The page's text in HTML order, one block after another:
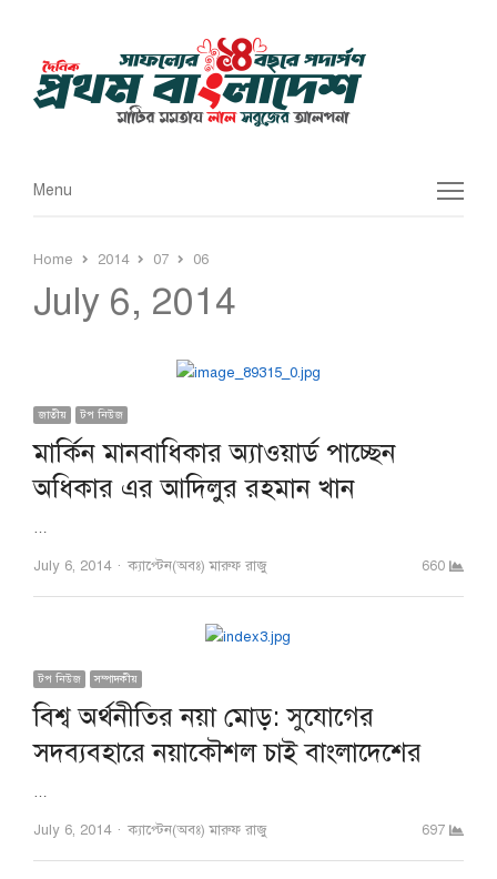
Menu
Menu
Home 2014 07 06
July 6, 2014
জাতীয় টপ নিউজ
মার্কিন মানবাধিকার অ্যাওয়ার্ড পাচ্ছেন
অধিকার এর আদিলুর রহমান খান
…
July 6, 2014 Author
ক্যাপ্টেন(অবঃ) মারুফ রাজু 660
টপ নিউজ সম্পাদকীয়
বিশ্ব অর্থনীতির নয়া মোড়: সুযোগের
সদব্যবহারে নয়াকৌশল চাই বাংলাদেশের
…
July 6, 2014 Author
ক্যাপ্টেন(অবঃ) মারুফ রাজু 697